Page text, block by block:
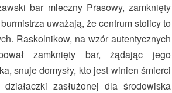
bar mleczny Prasowy, zamknięty
uważają, że centrum stolicy to
Raskolnikow, na wzór autentycznych
zamknięty bar, żądając jego
snuje domysły, kto jest winien śmierci
zasłużonej dla środowiska